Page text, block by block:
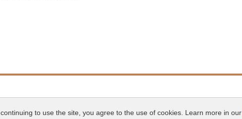
to use the site, you agree to the use of cookies. Learn more in our